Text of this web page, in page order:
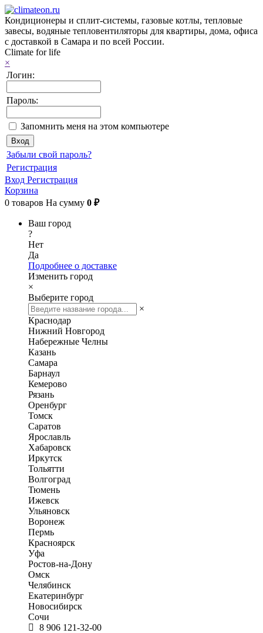
Кондиционеры и сплит-системы, газовые котлы, тепловые
завесы, водяные тепловентиляторы для квартиры, дома, офиса
с доставкой в Самара и по всей России.
Climate for life
×
Логин:
Пароль:
Запомнить меня на этом компьютере
Забыли свой пароль?
Регистрация
Вход Регистрация
Корзина
0 товаров На сумму 0 ₽
Ваш город
?
Нет
Да
Подробнее о доставке
Изменить город
×
Выберите город
×
Краснодар
Нижний Новгород
Набережные Челны
Казань
Самара
Барнаул
Кемерово
Рязань
Оренбург
Томск
Саратов
Ярославль
Хабаровск
Иркутск
Тольятти
Волгоград
Тюмень
Ижевск
Ульяновск
Воронеж
Пермь
Красноярск
Уфа
Ростов-на-Дону
Омск
Челябинск
Екатеринбург
Новосибирск
Сочи
8 906 121-32-00